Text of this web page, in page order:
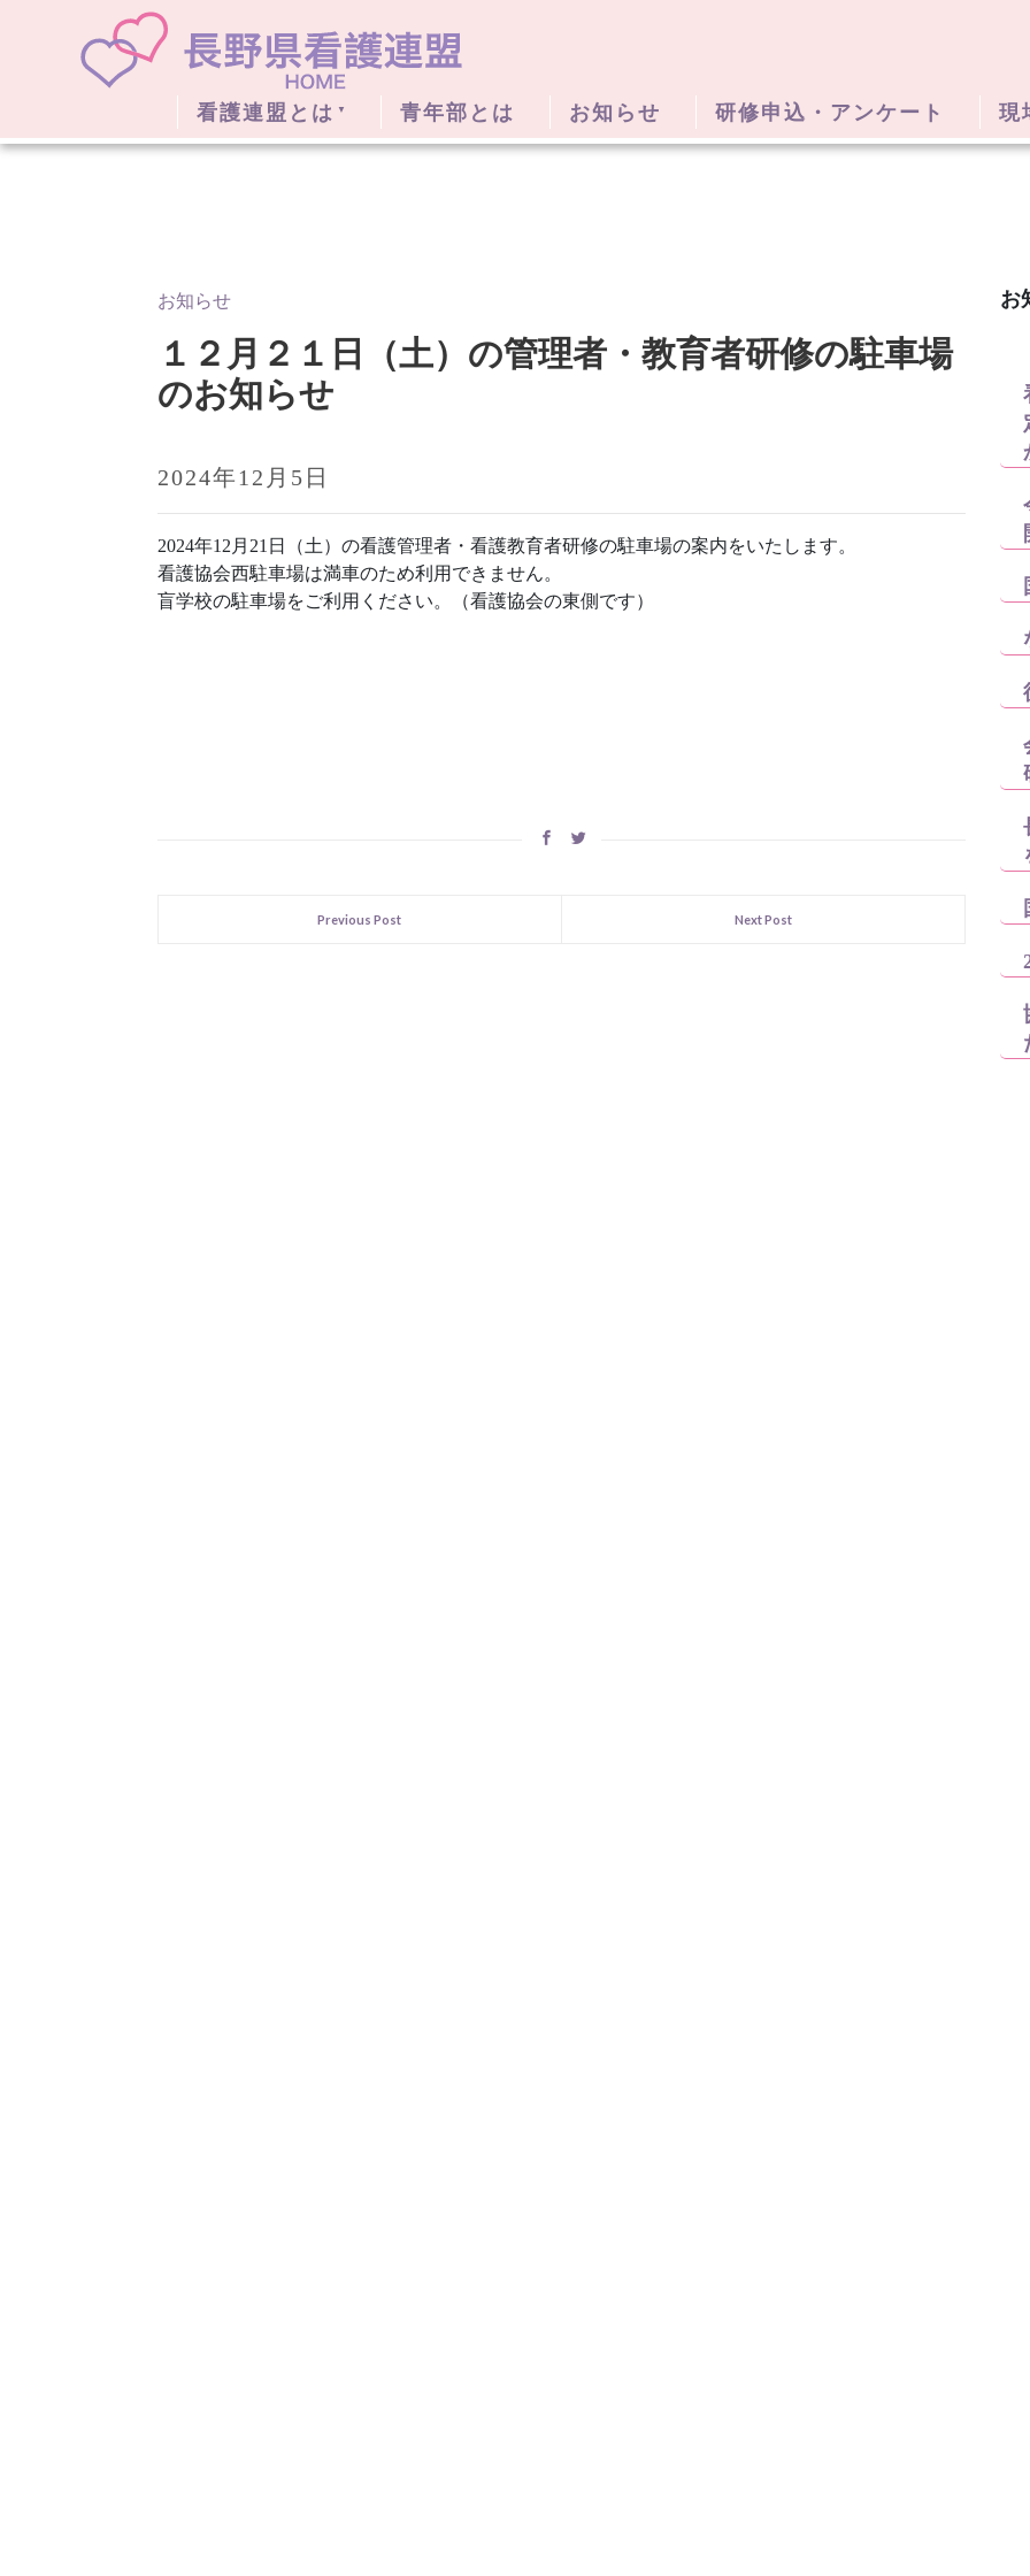
看護連盟とは 青年部とは お知らせ 研修申込・アンケート 現
お知らせ
１２月２１日（土）の管理者・教育者研修の駐車場
のお知らせ
2024年12月5日
2024年12月21日（土）の看護管理者・看護教育者研修の駐車場の案内をいたします。
看護協会西駐車場は満車のため利用できません。
盲学校の駐車場をご利用ください。（看護協会の東側です）
Previous Post Next Post
お